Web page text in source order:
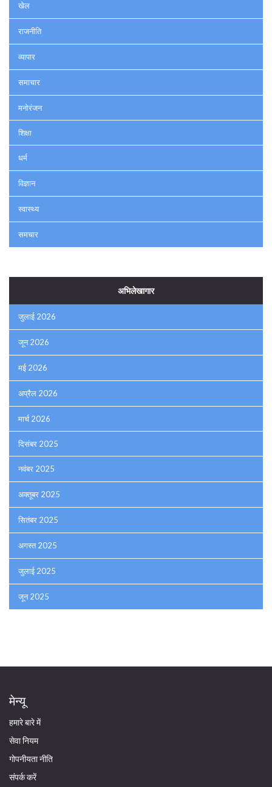
खेल
राजनीति
व्यापार
समाचार
मनोरंजन
शिक्षा
धर्म
विज्ञान
स्वास्थ्य
समचार
अभिलेखागार
जुलाई 2026
जून 2026
मई 2026
अप्रैल 2026
मार्च 2026
दिसंबर 2025
नवंबर 2025
अक्तूबर 2025
सितंबर 2025
अगस्त 2025
जुलाई 2025
जून 2025
मेन्यू
हमारे बारे में
सेवा नियम
गोपनीयता नीति
संपर्क करें